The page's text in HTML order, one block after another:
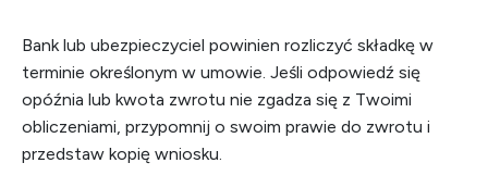
Bank lub ubezpieczyciel powinien rozliczyć składkę w
terminie określonym w umowie. Jeśli odpowiedź się
opóźnia lub kwota zwrotu nie zgadza się z Twoimi
obliczeniami, przypomnij o swoim prawie do zwrotu i
przedstaw kopię wniosku.